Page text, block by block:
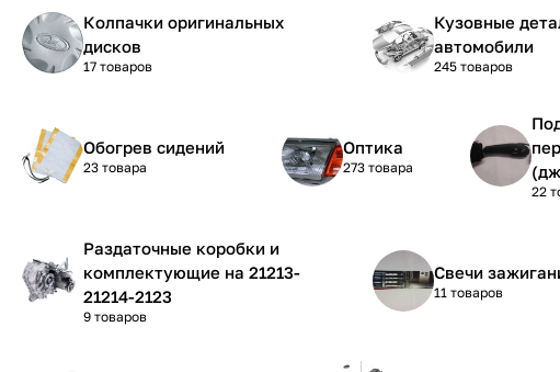
Колпачки оригинальных
дисков
17 товаров
Кузовные
автомобили
245 товаров
Обогрев сидений
23 товара
Оптика
273 товара
22
Раздаточные коробки и
комплектующие на 21213-
21214-2123
9 товаров
Свечи
11 товаров